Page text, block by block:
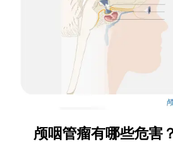
颅咽管瘤有哪些危害